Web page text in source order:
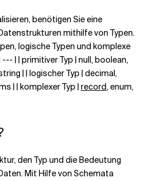
benötigen Sie eine
mithilfe von Typen.
logische Typen und komplexe
--- | | primitiver Typ | null, boolean,
| | logischer Typ | decimal,
| | komplexer Typ |record, enum,
den Typ und die Bedeutung
Mit Hilfe von Schemata